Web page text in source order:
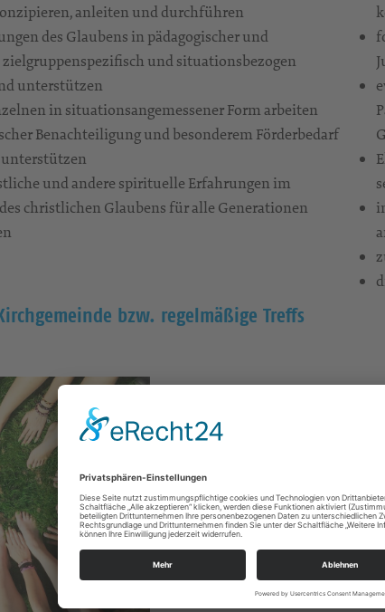
anleiten und durchführen
des Glaubens in pädagogischer und
und situationsbezogen
unterstützen
in situationsangemessener Form arbeiten
Benachteiligung und besonderem Förderbedarf
und andere spirituelle Erfahrungen im
christlichen Glaubens für alle Generationen
bzw. regelmäßige Treffs